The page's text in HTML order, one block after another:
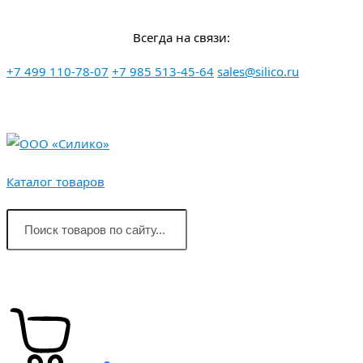
Всегда на связи:
+7 499 110-78-07 +7 985 513-45-64 sales@silico.ru
Каталог товаров